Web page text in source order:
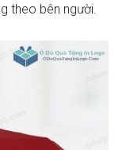
theo bên người.